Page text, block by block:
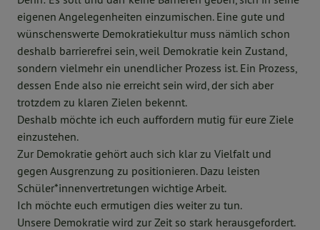
eigenen Angelegenheiten einzumischen. Eine gute und
wünschenswerte Demokratiekultur muss nämlich schon
deshalb barrierefrei sein, weil Demokratie kein Zustand,
sondern vielmehr ein unendlicher Prozess ist. Ein Prozess,
dessen Ende also nie erreicht sein wird, der sich aber
trotzdem zu klaren Zielen bekennt.
Deshalb möchte ich euch auffordern mutig für eure Ziele
einzustehen.
Zur Demokratie gehört auch sich klar zu Vielfalt und
gegen Ausgrenzung zu positionieren. Dazu leisten
Schüler*innenvertretungen wichtige Arbeit.
Ich möchte euch ermutigen dies weiter zu tun.
Unsere Demokratie wird zur Zeit so stark herausgefordert.